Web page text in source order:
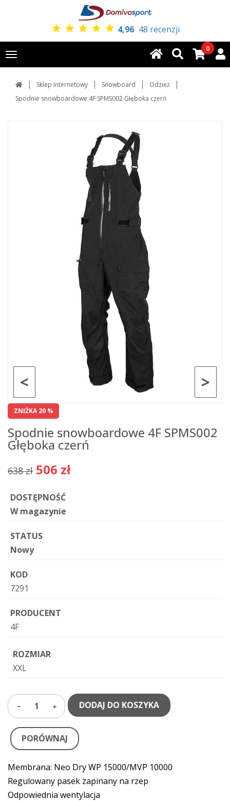
★ ★ ★ ★ ★ 4,96 48 recenzji
Toggle
navigation
0
Sklep internetowy Snowboard
Odzież
Spodnie snowboardowe 4F SPMS002 Głęboka czerń
>
<
ZNIŻKA 20 %
Spodnie snowboardowe 4F SPMS002
Głęboka czerń
638 zł 506 zł
DOSTĘPNOŚĆ
W magazynie
STATUS
Nowy
KOD
7291
PRODUCENT
4F
ROZMIAR
XXL
1 DODAJ DO KOSZYKA
PORÓWNAJ
Membrana: Neo Dry WP 15000/MVP 10000
Regulowany pasek zapinany na rzep
Odpowiednia wentylacja